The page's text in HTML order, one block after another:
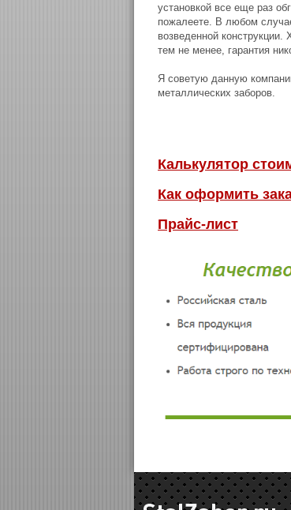
установкой все еще раз
пожалеете. В любом
возведенной
тем не менее, гарантия
Я советую данную
металлических заборов.
Калькулятор
Как оформить
Прайс-лист